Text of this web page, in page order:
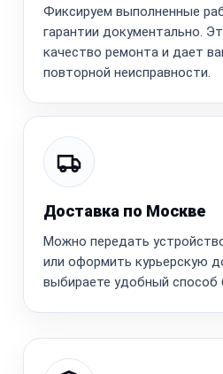
Фиксируем выполненные
гарантии документально.
качество ремонта и дает
повторной неисправности.
Доставка по Москве
Можно передать
или оформить курьерскую
выбираете удобный способ